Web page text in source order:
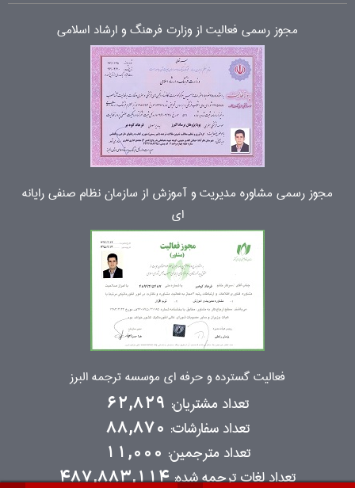
مجوز رسمی فعالیت از وزارت فرهنگ و ارشاد اسلامی
مجوز رسمی مشاوره مدیریت و آموزش از سازمان نظام صنفی رایانه
ای
فعالیت گسترده و حرفه ای موسسه ترجمه البرز
تعداد مشتریان: 62,829
تعداد سفارشات: 88,870
تعداد مترجمین: 11,000
تعداد لغات ترجمه شده:487,883,114